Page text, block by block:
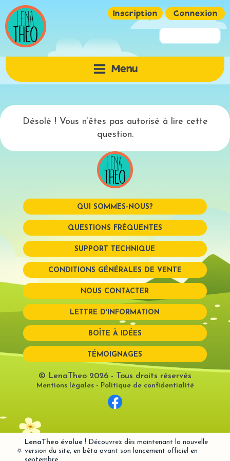
Inscription Connexion
Mot de passe
Mémoriser
Mot de passe perdu?
Menu
Désolé ! Vous n’êtes pas autorisé à lire cette
question.
QUI SOMMES-NOUS?
QUESTIONS FRÉQUENTES
SUPPORT TECHNIQUE
CONDITIONS GÉNÉRALES DE VENTE
NOUS CONTACTER
LETTRE D'INFORMATION
BOÎTE À IDÉES
TÉMOIGNAGES
© LenaTheo 2026 - Tous droits réservés
Mentions légales- Politique de confidentialité
⭐
LenaTheo évolue ! Découvrez dès maintenant la nouvelle
version du site, en bêta avant son lancement officiel en